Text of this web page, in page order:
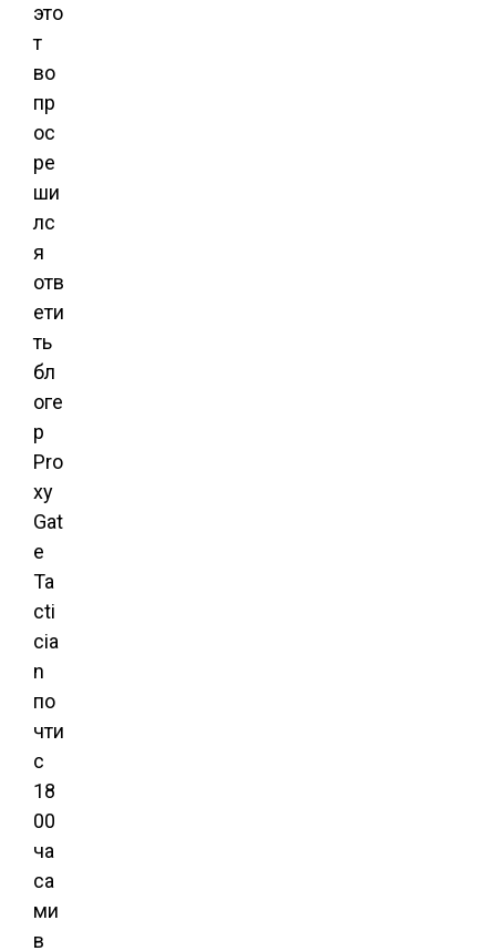
это
т
во
пр
ос
ре
ши
лс
я
отв
ети
ть
бл
оге
р
Pro
xy
Gat
e
Ta
cti
cia
n
по
чти
с
18
00
ча
са
ми
в